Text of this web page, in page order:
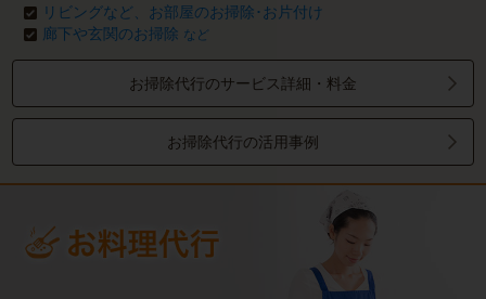
リビングなど、お部屋のお掃除･お片付け
廊下や玄関のお掃除 など
お掃除代行のサービス詳細・料金
お掃除代行の活用事例